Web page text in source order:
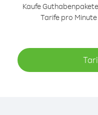
Kaufe
Tarife pro